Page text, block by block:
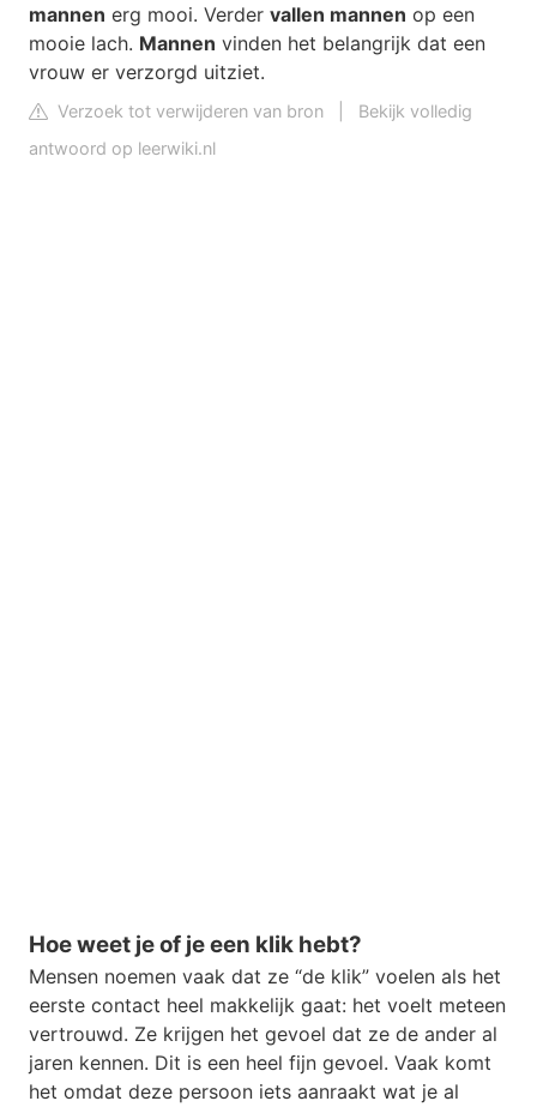
mannen erg mooi. Verder vallen mannen op een
mooie lach. Mannen vinden het belangrijk dat een
vrouw er verzorgd uitziet.
Verzoek tot verwijderen van bron
Bekijk volledig
antwoord op leerwiki.nl
Hoe weet je of je een klik hebt?
Mensen noemen vaak dat ze “de klik” voelen als het
eerste contact heel makkelijk gaat: het voelt meteen
vertrouwd. Ze krijgen het gevoel dat ze de ander al
jaren kennen. Dit is een heel fijn gevoel. Vaak komt
het omdat deze persoon iets aanraakt wat je al